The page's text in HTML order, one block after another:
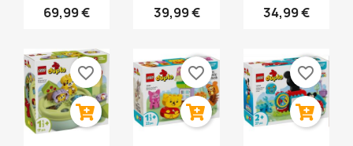
69,99 € 39,99 € 34,99 €
favorite_border favorite_border favorite_border